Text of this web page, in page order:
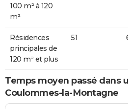
100 m² à 120
m²
Résidences
principales de
120 m² et plus
51
Temps moyen passé dans
Coulommes-la-Montagne